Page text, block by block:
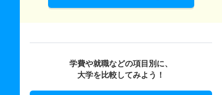
学費や就職などの項目別に、
大学を比較してみよう！